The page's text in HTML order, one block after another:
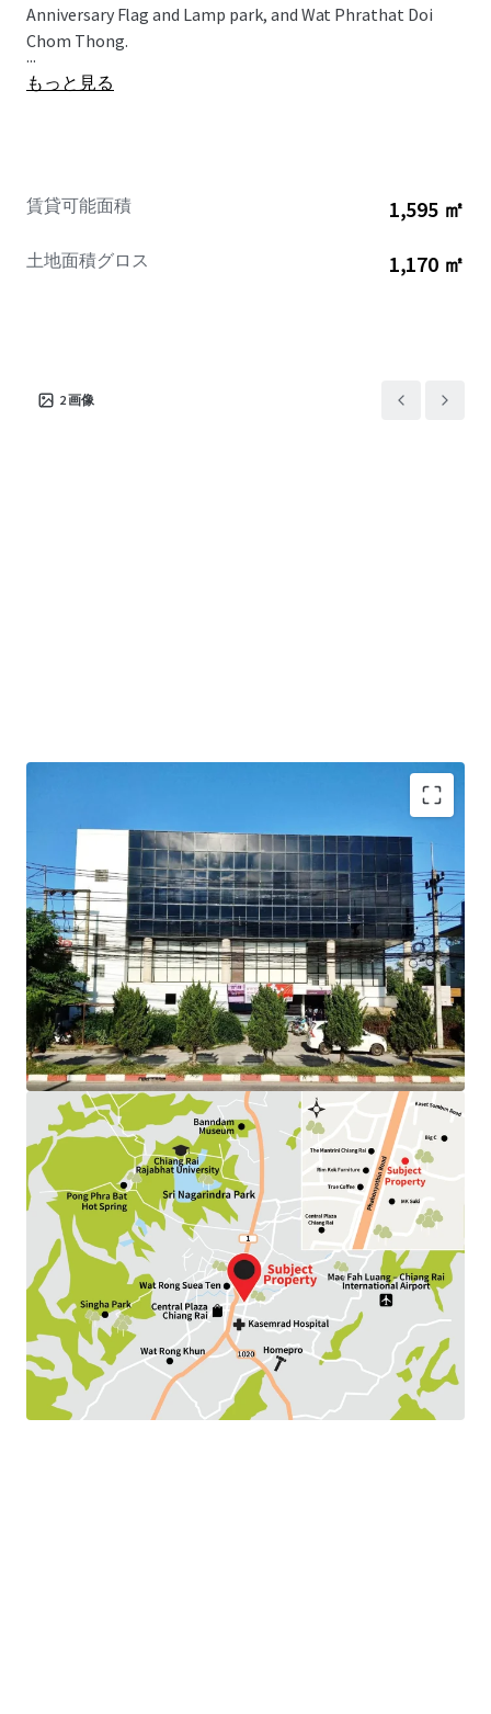
Anniversary Flag and Lamp park, and Wat Phrathat Doi
Chom Thong.
...
もっと見る
賃貸可能面積 1,595 ㎡
土地面積グロス 1,170 ㎡
2画像
Land Area : 292.5 sq.wah.
Total Floor Area : 1,595 sq.m.
Tenure : Freehold
Available Parking: 15